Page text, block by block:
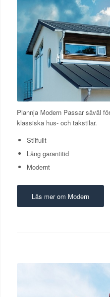
Plannja Modern Passar såväl
klassiska hus- och takstilar.
Stilfullt
Lång garantitid
Modernt
Läs mer om Modern